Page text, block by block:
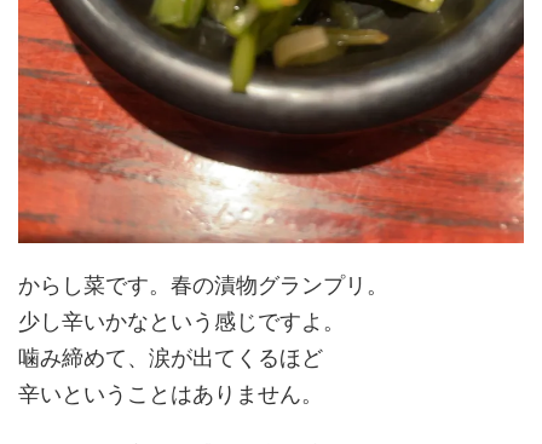
からし菜です。春の漬物グランプリ。
少し辛いかなという感じですよ。
噛み締めて、涙が出てくるほど
辛いということはありません。